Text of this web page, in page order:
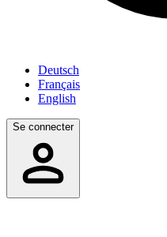
Deutsch
Français
English
Se connecter